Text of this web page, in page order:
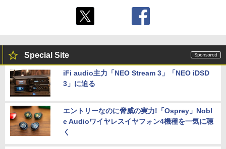
Special Site
iFi audio主力「NEO Stream 3」「NEO iDSD
3」に迫る
エントリーなのに脅威の実力!「Osprey」Nobl
e Audioワイヤレスイヤフォン4機種を一気に聴
く